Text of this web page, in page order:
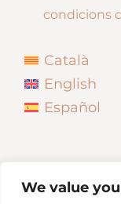
We value
condicions
Català
English
Español